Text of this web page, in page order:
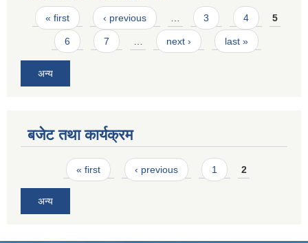
Pages
« first ‹ previous … 3 4 5
6 7 … next › last »
अन्य
बजेट तथा कार्यक्रम
Pages« first ‹ previous 1 2
अन्य